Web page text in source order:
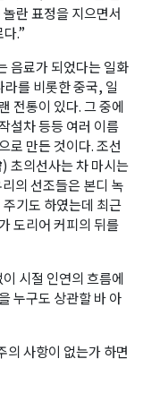
란 표정을 지으면서
.”
음료가 되었다는 일화
를 비롯한 중국, 일
전통이 있다. 그 중에
설차 등등 여러 이름
로 만든 것이다. 조선
초의선사는 차 마시는
의 선조들은 본디 녹
기도 하였는데 최근
도리어 커피의 뒤를
시절 인연의 흐름에
누구도 상관할 바 아
의 사항이 없는가 하면